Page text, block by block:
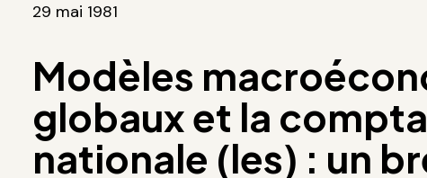
29 mai 1981
Modèles
globaux et la
nationale (les) : un